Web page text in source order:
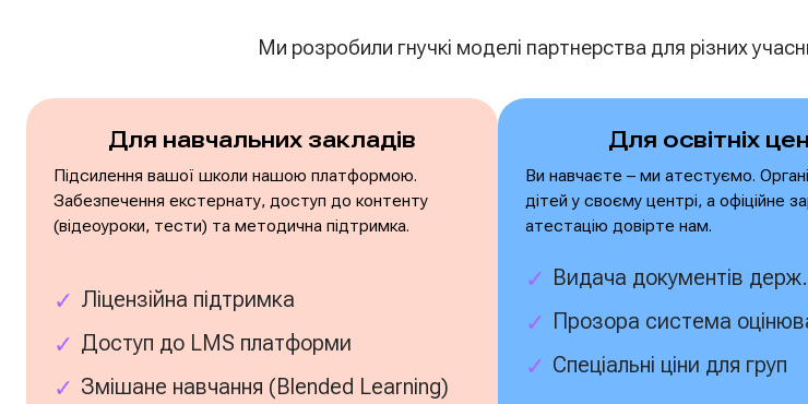
Ми розробили гнучкі моделі партнерства для різних
Для навчальних закладів
Підсилення вашої школи нашою платформою.
Забезпечення екстернату, доступ до контенту
(відеоуроки, тести) та методична підтримка.
Ліцензійна підтримка
Доступ до LMS платформи
Змішане навчання (Blended Learning)
Для освітніх
Ви навчаєте – ми атестуємо.
дітей у своєму центрі, а офіційне
атестацію довірте нам.
Видача документів
Прозора система
Спеціальні ціни для груп